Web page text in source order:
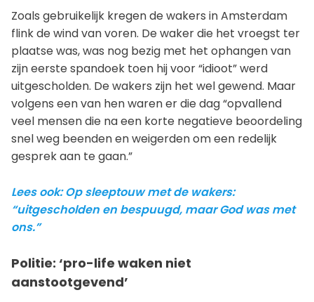
Zoals gebruikelijk kregen de wakers in Amsterdam
flink de wind van voren. De waker die het vroegst ter
plaatse was, was nog bezig met het ophangen van
zijn eerste spandoek toen hij voor “idioot” werd
uitgescholden. De wakers zijn het wel gewend. Maar
volgens een van hen waren er die dag “opvallend
veel mensen die na een korte negatieve beoordeling
snel weg beenden en weigerden om een redelijk
gesprek aan te gaan.”
Lees ook: Op sleeptouw met de wakers:
“uitgescholden en bespuugd, maar God was met
ons.”
Politie: ‘pro-life waken niet
aanstootgevend’